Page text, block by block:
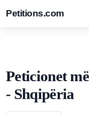
Petitions.com
Peticionet
- Shqipëria